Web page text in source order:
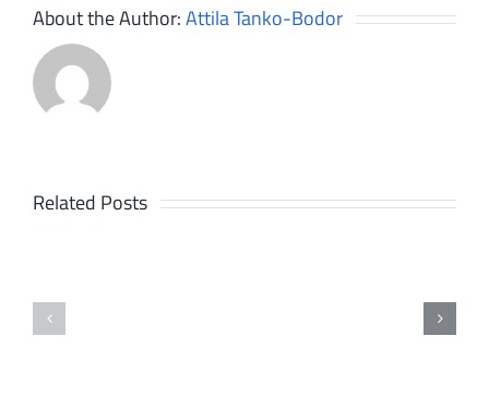
About the Author:Attila Tanko-Bodor
Related Posts